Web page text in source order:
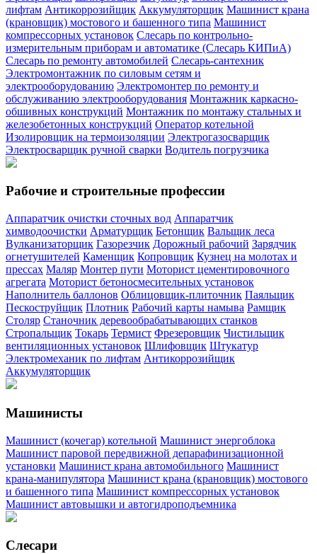
лифтам Антикоррозийщик Аккумуляторщик Машинист крана
(крановщик) мостового и башенного типа Машинист
компрессорных установок Слесарь по контрольно-
измерительным приборам и автоматике (Слесарь КИПиА)
Слесарь по ремонту автомобилей Слесарь-сантехник
Электромонтажник по силовым сетям и
электрооборудованию Электромонтер по ремонту и
обслуживанию электрооборудования Монтажник каркасно-
обшивных конструкций Монтажник по монтажу стальных и
железобетонных конструкций Оператор котельной
Изолировщик на термоизоляции Электрогазосварщик
Электросварщик ручной сварки Водитель погрузчика
Рабочие и строительные профессии
Аппаратчик очистки сточных вод Аппаратчик
химводоочистки Арматурщик Бетонщик Вальщик леса
Вулканизаторщик Газорезчик Дорожный рабочий Зарядчик
огнетушителей Каменщик Копровщик Кузнец на молотах и
прессах Маляр Монтер пути Моторист цементировочного
агрегата Моторист бетоносмесительных установок
Наполнитель баллонов Облицовщик-плиточник Паяльщик
Пескоструйщик Плотник Рабочий карты намыва Рамщик
Столяр Станочник деревообрабатывающих станков
Стропальщик Токарь Термист Фрезеровщик Чистильщик
вентиляционных установок Шлифовщик Штукатур
Электромеханик по лифтам Антикоррозийщик
Аккумуляторщик
Машинисты
Машинист (кочегар) котельной Машинист энергоблока
Машинист паровой передвижной депарафинизационной
установки Машинист крана автомобильного Машинист
крана-манипулятора Машинист крана (крановщик) мостового
и башенного типа Машинист компрессорных установок
Машинист автовышки и автогидроподъемника
Слесари